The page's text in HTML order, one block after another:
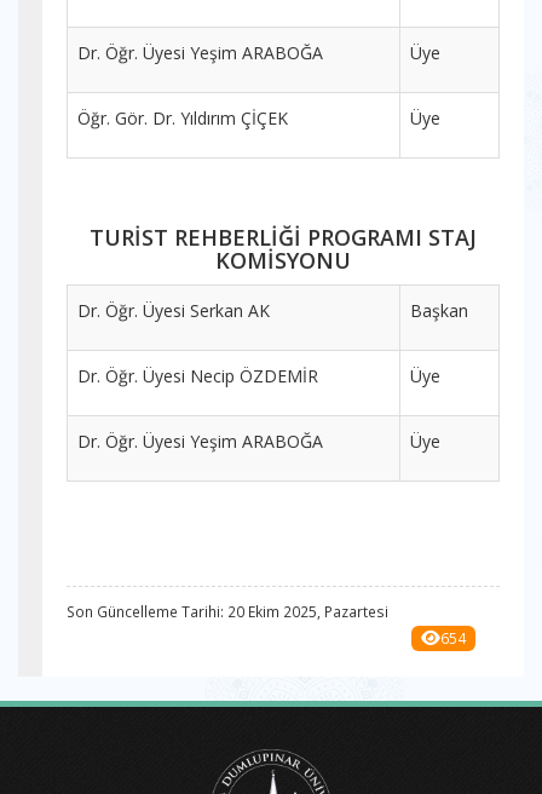
Dr. Öğr. Üyesi Yeşim ARABOĞA Üye
Öğr. Gör. Dr. Yıldırım ÇİÇEK Üye
TURİST REHBERLİĞİ PROGRAMI STAJ
KOMİSYONU
Dr. Öğr. Üyesi Serkan AK Başkan
Dr. Öğr. Üyesi Necip ÖZDEMİR Üye
Dr. Öğr. Üyesi Yeşim ARABOĞA Üye
Son Güncelleme Tarihi: 20 Ekim 2025, Pazartesi
654